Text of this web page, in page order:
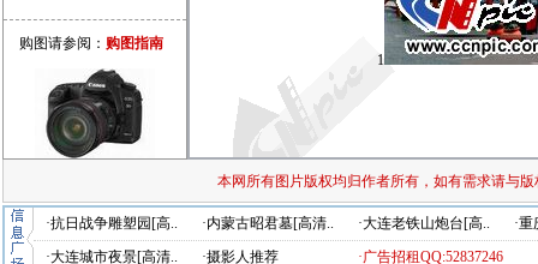
购图请参阅： 购图指南
1
本网所有图片版权均归作者所有，如有需求请与
·抗日战争雕塑园[高.. ·内蒙古昭君墓[高清.. ·大连老铁山炮台[高..
·
·大连城市夜景[高清..
·摄影人推荐 ·广告招租QQ:52837246